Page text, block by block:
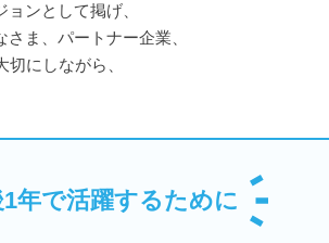
ンとして掲げ、
ま、パートナー企業、
にしながら、
1年で活躍するために